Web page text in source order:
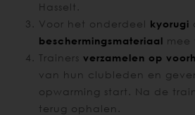
Hasselt.
Voor het onderdeel kyorugi
beschermingsmateriaal mee
Trainers verzamelen op
van hun clubleden en
opwarming start. Na de
terug ophalen.